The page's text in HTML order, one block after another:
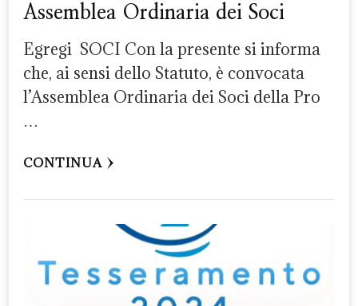
Assemblea Ordinaria dei Soci
Egregi SOCI Con la presente si informa
che, ai sensi dello Statuto, è convocata
l’Assemblea Ordinaria dei Soci della Pro
…
CONTINUA